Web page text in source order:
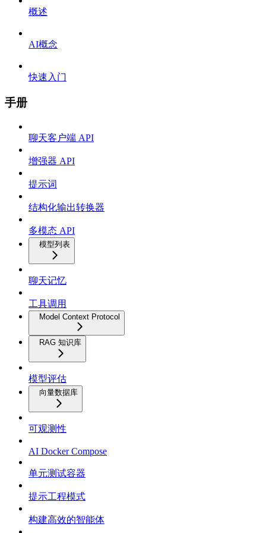
概述
AI概念
快速入门
手册
聊天客户端 API
增强器 API
提示词
结构化输出转换器
多模态 API
模型列表
聊天记忆
工具调用
Model Context Protocol
RAG 知识库
模型评估
向量数据库
可观测性
AI Docker Compose
单元测试容器
提示工程模式
构建高效的智能体